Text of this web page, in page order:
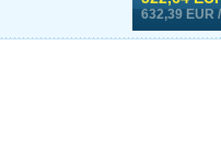
632,39 EUR